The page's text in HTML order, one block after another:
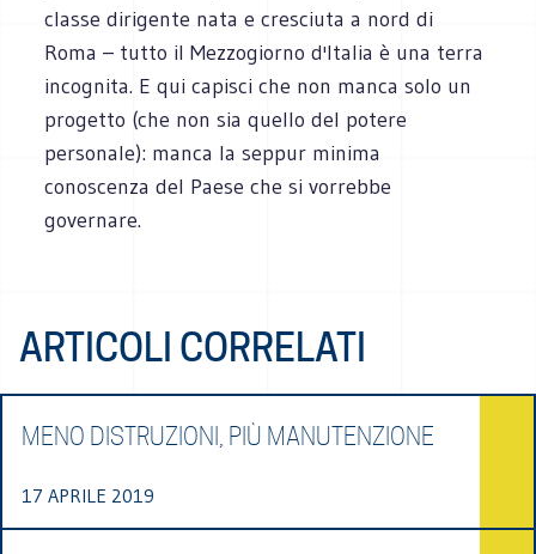
classe dirigente nata e cresciuta a nord di
Roma – tutto il Mezzogiorno d'Italia è una terra
incognita. E qui capisci che non manca solo un
progetto (che non sia quello del potere
personale): manca la seppur minima
conoscenza del Paese che si vorrebbe
governare.
ARTICOLI CORRELATI
MENO DISTRUZIONI, PIÙ MANUTENZIONE
17 APRILE 2019